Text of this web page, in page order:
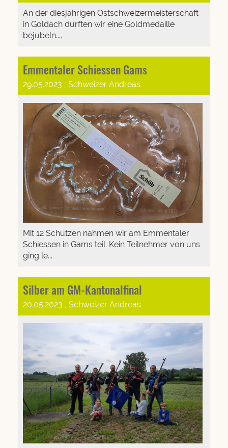
An der diesjährigen Ostschweizermeisterschaft
in Goldach durften wir eine Goldmedaille
bejubeln....
Emmentaler Schiessen Gams
29.05.2023 , Schweizer Andreas
Mit 12 Schützen nahmen wir am Emmentaler
Schiessen in Gams teil. Kein Teilnehmer von uns
ging le...
Silber am GM-Kantonalfinal
20.05.2023 , Schweizer Andreas